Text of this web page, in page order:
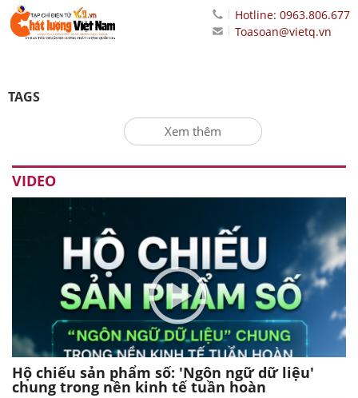
Hotline: 0963.806.677
Toasoan@vietq.vn
TAGS
Xem thêm
VIDEO
Hộ chiếu sản phẩm số: 'Ngôn ngữ dữ liệu'
chung trong nền kinh tế tuần hoàn